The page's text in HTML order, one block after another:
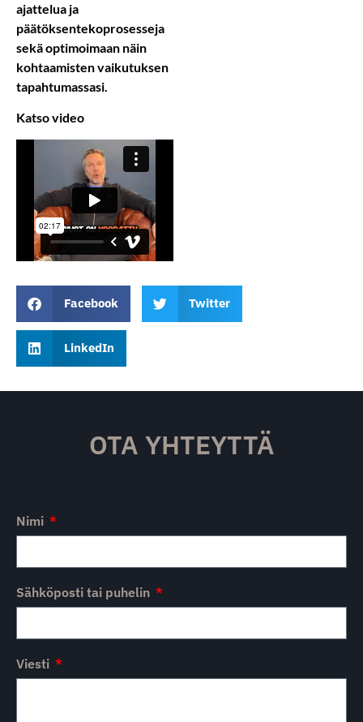
ajattelua ja
päätöksentekoprosesseja
sekä optimoimaan näin
kohtaamisten vaikutuksen
tapahtumassasi.
Katso video
Facebook Twitter
LinkedIn
OTA YHTEYTTÄ
Nimi
Sähköposti tai puhelin
Viesti